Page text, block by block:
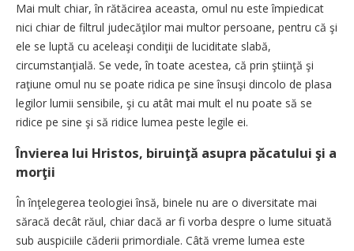
Mai mult chiar, în rătăcirea aceasta, omul nu este împiedicat
nici chiar de filtrul judecăţilor mai multor persoane, pentru că şi
ele se luptă cu aceleaşi condiţii de luciditate slabă,
circumstanţială. Se vede, în toate acestea, că prin ştiinţă şi
raţiune omul nu se poate ridica pe sine însuşi dincolo de plasa
legilor lumii sensibile, şi cu atât mai mult el nu poate să se
ridice pe sine şi să ridice lumea peste legile ei.
Învierea lui Hristos, biruinţă asupra păcatului şi a
morţii
În înţelegerea teologiei însă, binele nu are o diversitate mai
săracă decât răul, chiar dacă ar fi vorba despre o lume situată
sub auspiciile căderii primordiale. Câtă vreme lumea este